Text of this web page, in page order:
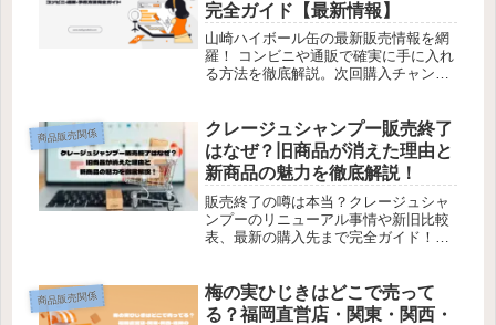
完全ガイド【最新情報】
山崎ハイボール缶の最新販売情報を網
羅！ コンビニや通販で確実に手に入れ
る方法を徹底解説。次回購入チャンス
商品販売関係
クレージュシャンプー販売終了
はなぜ？旧商品が消えた理由と
新商品の魅力を徹底解説！
販売終了の噂は本当？クレージュシャ
ンプーのリニューアル事情や新旧比較
表、最新の購入先まで完全ガイド！迷
商品販売関係
梅の実ひじきはどこで売って
る？福岡直営店・関東・関西・